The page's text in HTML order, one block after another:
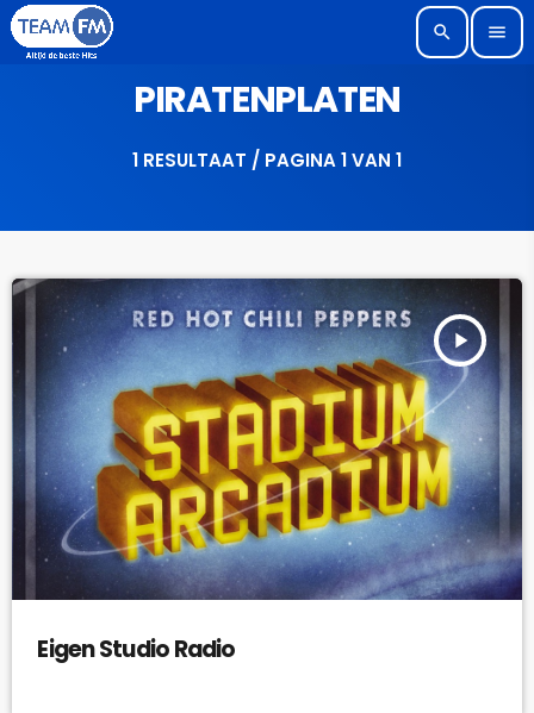
search menu
PIRATENPLATEN
1 RESULTAAT / PAGINA 1 VAN 1
play_arrow
Eigen Studio Radio